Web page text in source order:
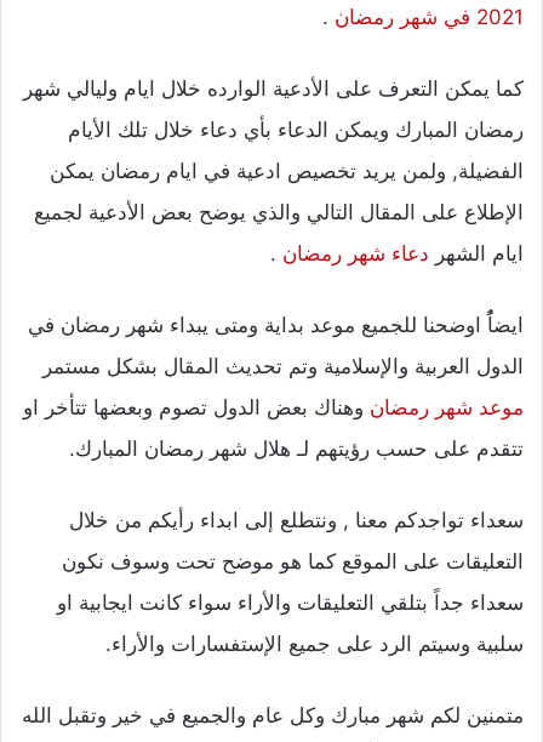
2021 في شهر رمضان .
كما يمكن التعرف على الأدعية الوارده خلال ايام وليالي شهر
رمضان المبارك ويمكن الدعاء بأي دعاء خلال تلك الأيام
الفضيلة, ولمن يريد تخصيص ادعية في ايام رمضان يمكن
الإطلاع على المقال التالي والذي يوضح بعض الأدعية لجميع
ايام الشهر دعاء شهر رمضان .
ايضاًُ اوضحنا للجميع موعد بداية ومتى يبداء شهر رمضان في
الدول العربية والإسلامية وتم تحديث المقال بشكل مستمر
موعد شهر رمضان وهناك بعض الدول تصوم وبعضها تتأخر او
تتقدم على حسب رؤيتهم لـ هلال شهر رمضان المبارك.
سعداء تواجدكم معنا , ونتطلع إلى ابداء رأيكم من خلال
التعليقات على الموقع كما هو موضح تحت وسوف نكون
سعداء جداً بتلقي التعليقات والأراء سواء كانت ايجابية او
سلبية وسيتم الرد على جميع الإستفسارات والأراء.
متمنين لكم شهر مبارك وكل عام والجميع في خير وتقبل الله